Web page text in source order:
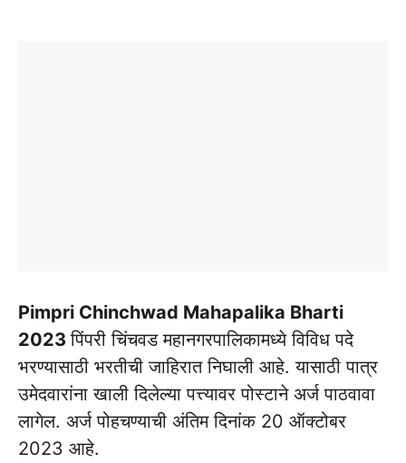
Pimpri Chinchwad Mahapalika Bharti
2023पिंपरी चिंचवड महानगरपालिकामध्ये विविध पदे
भरण्यासाठी भरतीची जाहिरात निघाली आहे. यासाठी पात्र
उमेदवारांना खाली दिलेल्या पत्त्यावर पोस्टाने अर्ज पाठवावा
लागेल. अर्ज पोहचण्याची अंतिम दिनांक 20 ऑक्टोबर
2023 आहे.